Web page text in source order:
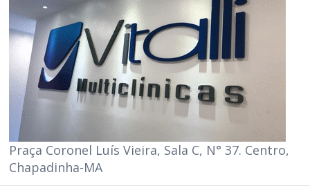
Praça Coronel Luís Vieira, Sala C, N° 37. Centro,
Chapadinha-MA